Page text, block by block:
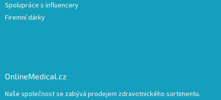
Spolupráce s influencery
Firemní dárky
OnlineMedical.cz
Naše společnost se zabývá prodejem zdravotnického sortimentu.